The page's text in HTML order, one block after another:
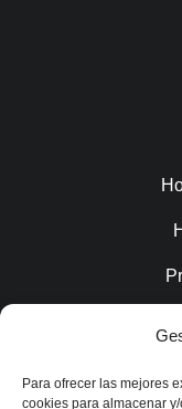
Para ofrecer las mejores
cookies para almacenar